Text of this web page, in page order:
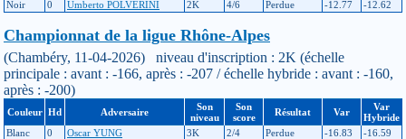
Noir
0 Umberto POLVERINI 2K 4/6 Perdue -12.77 -12.62
Championnat de la ligue Rhône-Alpes
(Chambéry, 11-04-2026) niveau d'inscription : 2K (échelle
principale : avant : -166, après : -207 / échelle hybride : avant : -160,
après : -200)
Couleur Hd Adversaire
Son
niveau
Son
score
Résultat Var
Var
Hybride
Blanc
0 Oscar YUNG 3K 2/4 Perdue -16.83
-16.59